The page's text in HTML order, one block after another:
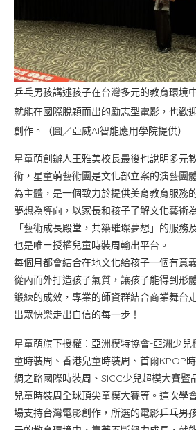
乒乓男孩講述孩子在台灣多元的教育環境
就能在國際脫穎而出的勵志型電影，也歡
創作。（圖／亞威AI智能應用學院提供）
星童萌創辦人王雅美校長最後也說明多元
術，星童萌藝術團是文化部立案的演藝團
為主體，是一個致力於提供美育教育服務
夢想為導向，以家長和孩子了解文化藝術
「藝術成長殿堂，共築璀璨夢想」的服務
也是唯ㄧ授權兒童時裝周輸出平台。
每個月都會結合在地文化給孩子一個有意
從內而外打造孩子氣質，讓孩子能得到形
鍛練的成效，專業的師資群結合商業舞台
出眾快樂走出自信的每一步！
星童萌旗下授權：亞洲模特協會-亞洲少
童時裝周、香港兒童時裝周、首爾KPOP
綢之路國際時裝周、SICC少兒超模大賽暨
兒童時裝周全球頂尖童模大賽等。這次學
場支持台灣電影創作，所選的電影乒乓男